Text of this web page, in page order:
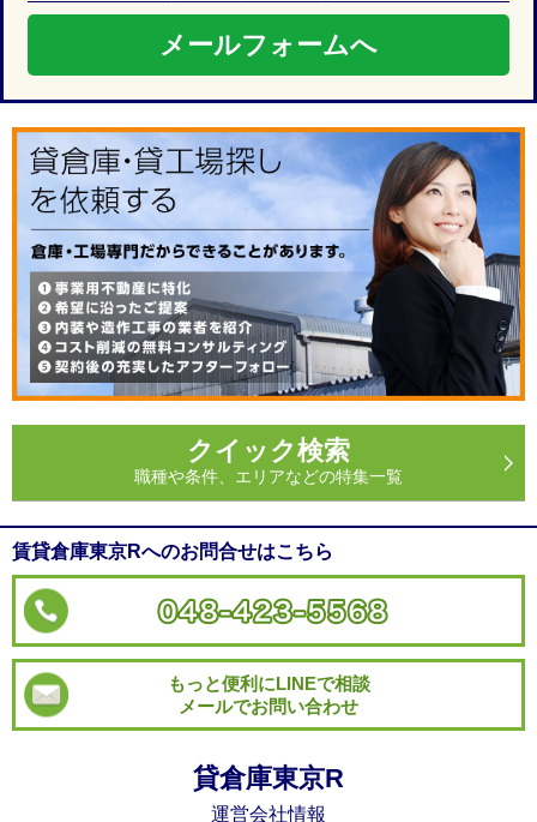
メールフォームへ
クイック検索
職種や条件、エリアなどの特集一覧
賃貸倉庫東京Rへのお問合せはこちら
もっと便利にLINEで相談
メールでお問い合わせ
貸倉庫東京R
運営会社情報